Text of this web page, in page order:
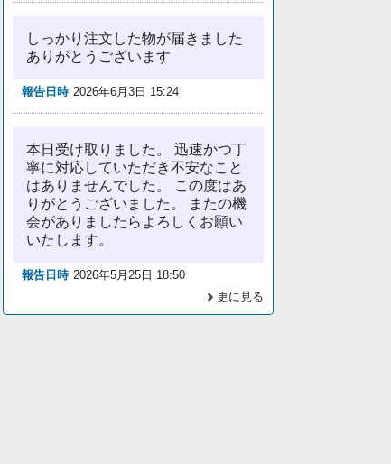
しっかり注文した物が届きました
ありがとうございます
報告日時 2026年6月3日 15:24
本日受け取りました。 迅速かつ丁
寧に対応していただき不安なこと
はありませんでした。 この度はあ
りがとうございました。 またの機
会がありましたらよろしくお願い
いたします。
報告日時 2026年5月25日 18:50
更に見る